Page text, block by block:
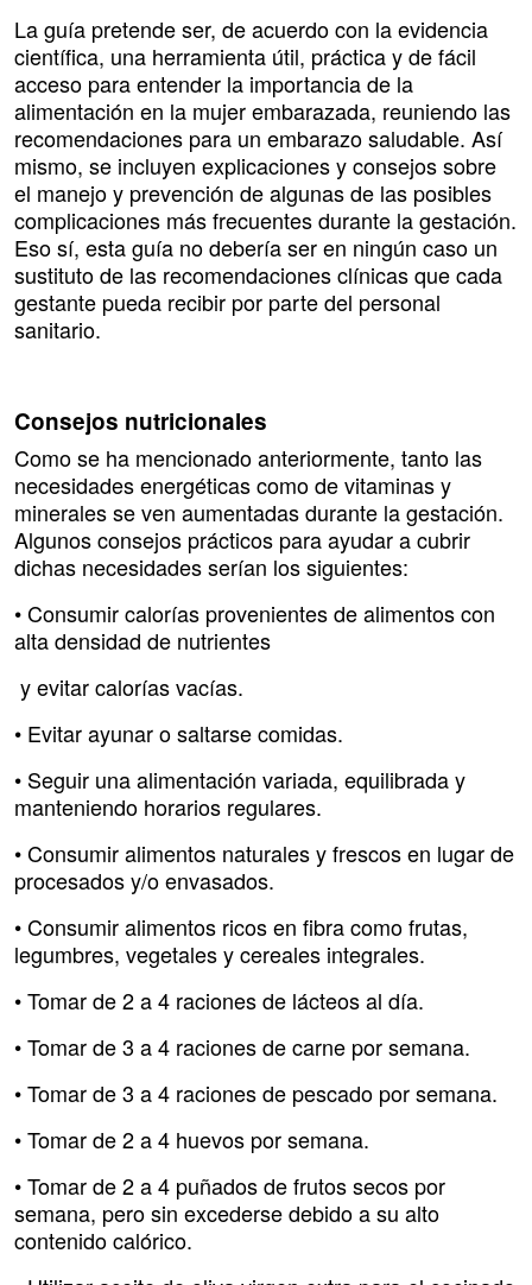
La guía pretende ser, de acuerdo con la evidencia
científica, una herramienta útil, práctica y de fácil
acceso para entender la importancia de la
alimentación en la mujer embarazada, reuniendo las
recomendaciones para un embarazo saludable. Así
mismo, se incluyen explicaciones y consejos sobre
el manejo y prevención de algunas de las posibles
complicaciones más frecuentes durante la gestación.
Eso sí, esta guía no debería ser en ningún caso un
sustituto de las recomendaciones clínicas que cada
gestante pueda recibir por parte del personal
sanitario.
Consejos nutricionales
Como se ha mencionado anteriormente, tanto las
necesidades energéticas como de vitaminas y
minerales se ven aumentadas durante la gestación.
Algunos consejos prácticos para ayudar a cubrir
dichas necesidades serían los siguientes:
• Consumir calorías provenientes de alimentos con
alta densidad de nutrientes
y evitar calorías vacías.
• Evitar ayunar o saltarse comidas.
• Seguir una alimentación variada, equilibrada y
manteniendo horarios regulares.
• Consumir alimentos naturales y frescos en lugar de
procesados y/o envasados.
• Consumir alimentos ricos en fibra como frutas,
legumbres, vegetales y cereales integrales.
• Tomar de 2 a 4 raciones de lácteos al día.
• Tomar de 3 a 4 raciones de carne por semana.
• Tomar de 3 a 4 raciones de pescado por semana.
• Tomar de 2 a 4 huevos por semana.
• Tomar de 2 a 4 puñados de frutos secos por
semana, pero sin excederse debido a su alto
contenido calórico.